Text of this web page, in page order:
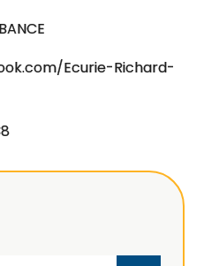
Ecurie-Richard-